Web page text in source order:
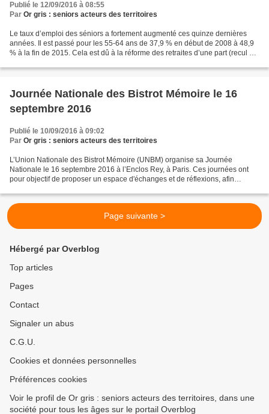
Publié le 12/09/2016 à 08:55
Par Or gris : seniors acteurs des territoires
Le taux d’emploi des séniors a fortement augmenté ces quinze dernières
années. Il est passé pour les 55-64 ans de 37,9 % en début de 2008 à 48,9
% à la fin de 2015. Cela est dû à la réforme des retraites d’une part (recul de
Journée Nationale des Bistrot Mémoire le 16
septembre 2016
Publié le 10/09/2016 à 09:02
Par Or gris : seniors acteurs des territoires
L’Union Nationale des Bistrot Mémoire (UNBM) organise sa Journée
Nationale le 16 septembre 2016 à l’Enclos Rey, à Paris. Ces journées ont
pour objectif de proposer un espace d'échanges et de réflexions, afin
Page suivante >
Hébergé par Overblog
Top articles
Pages
Contact
Signaler un abus
C.G.U.
Cookies et données personnelles
Préférences cookies
Voir le profil de Or gris : seniors acteurs des territoires, dans une
société pour tous les âges sur le portail Overblog